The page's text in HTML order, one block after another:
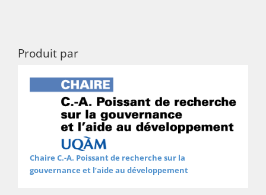
Produit par
Chaire C.-A. Poissant de recherche sur la
gouvernance et l’aide au développement